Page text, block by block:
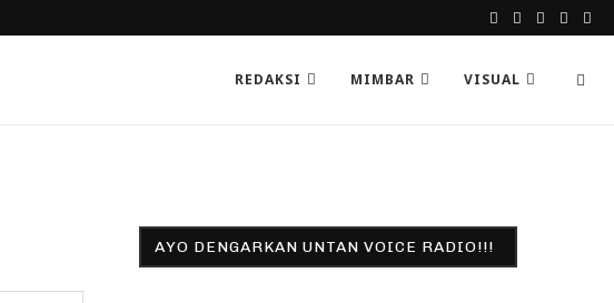
REDAKSI MIMBAR VISUAL
AYO DENGARKAN UNTAN VOICE RADIO!!!